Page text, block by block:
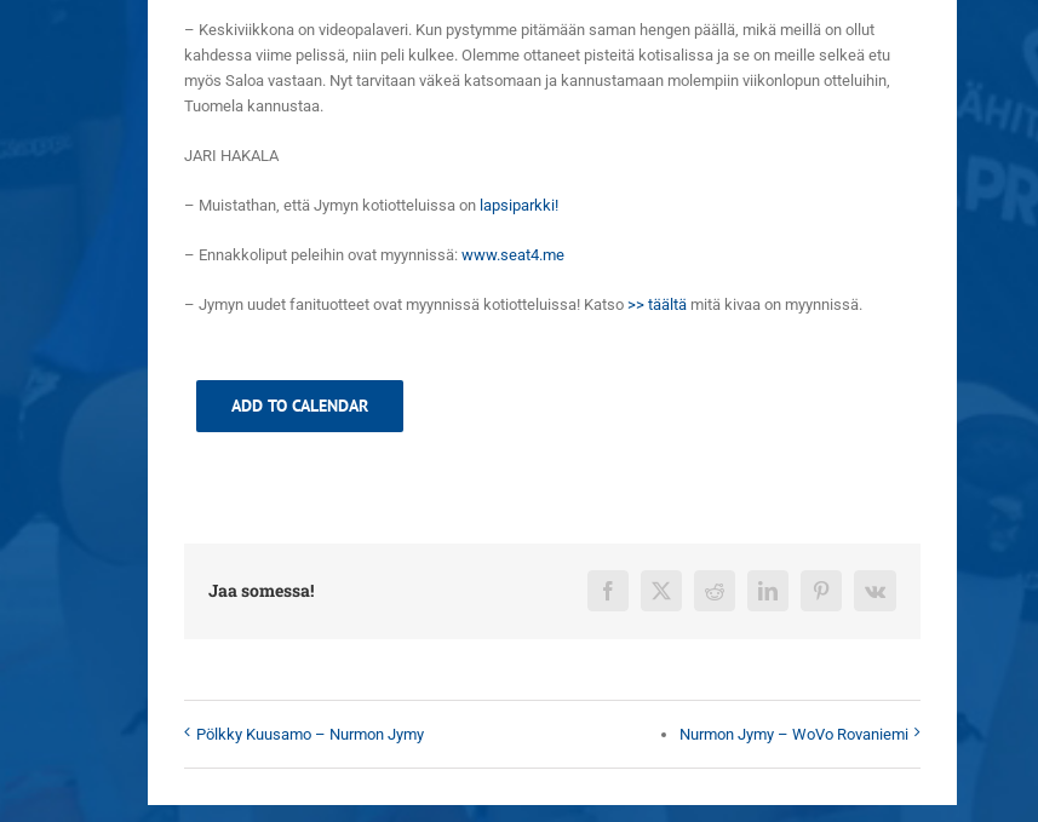
– Keskiviikkona on videopalaveri. Kun pystymme pitämään saman hengen päällä, mikä meillä on ollut
kahdessa viime pelissä, niin peli kulkee. Olemme ottaneet pisteitä kotisalissa ja se on meille selkeä etu
myös Saloa vastaan. Nyt tarvitaan väkeä katsomaan ja kannustamaan molempiin viikonlopun otteluihin,
Tuomela kannustaa.
JARI HAKALA
– Muistathan, että Jymyn kotiotteluissa on lapsiparkki!
– Ennakkoliput peleihin ovat myynnissä: www.seat4.me
– Jymyn uudet fanituotteet ovat myynnissä kotiotteluissa! Katso >> täältä mitä kivaa on myynnissä.
ADD TO CALENDAR
Jaa somessa! Facebook
X Reddit LinkedInPinterest
Vk
Pölkky Kuusamo – Nurmon Jymy Nurmon Jymy – WoVo Rovaniemi